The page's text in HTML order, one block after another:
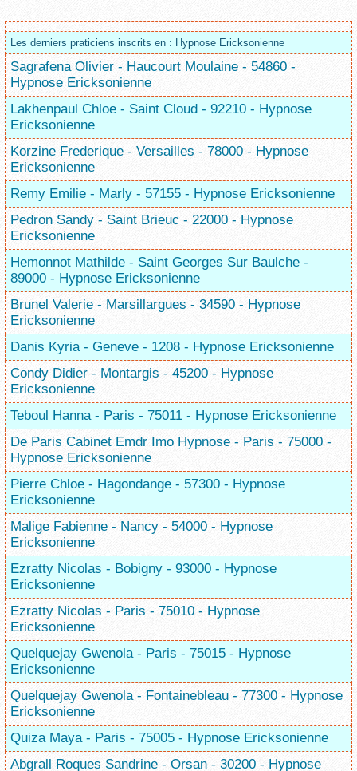
Les derniers praticiens inscrits en : Hypnose Ericksonienne
Sagrafena Olivier - Haucourt Moulaine - 54860 -
Hypnose Ericksonienne
Lakhenpaul Chloe - Saint Cloud - 92210 - Hypnose
Ericksonienne
Korzine Frederique - Versailles - 78000 - Hypnose
Ericksonienne
Remy Emilie - Marly - 57155 - Hypnose Ericksonienne
Pedron Sandy - Saint Brieuc - 22000 - Hypnose
Ericksonienne
Hemonnot Mathilde - Saint Georges Sur Baulche -
89000 - Hypnose Ericksonienne
Brunel Valerie - Marsillargues - 34590 - Hypnose
Ericksonienne
Danis Kyria - Geneve - 1208 - Hypnose Ericksonienne
Condy Didier - Montargis - 45200 - Hypnose
Ericksonienne
Teboul Hanna - Paris - 75011 - Hypnose Ericksonienne
De Paris Cabinet Emdr Imo Hypnose - Paris - 75000 -
Hypnose Ericksonienne
Pierre Chloe - Hagondange - 57300 - Hypnose
Ericksonienne
Malige Fabienne - Nancy - 54000 - Hypnose
Ericksonienne
Ezratty Nicolas - Bobigny - 93000 - Hypnose
Ericksonienne
Ezratty Nicolas - Paris - 75010 - Hypnose
Ericksonienne
Quelquejay Gwenola - Paris - 75015 - Hypnose
Ericksonienne
Quelquejay Gwenola - Fontainebleau - 77300 - Hypnose
Ericksonienne
Quiza Maya - Paris - 75005 - Hypnose Ericksonienne
Abgrall Roques Sandrine - Orsan - 30200 - Hypnose